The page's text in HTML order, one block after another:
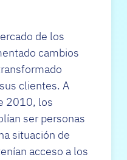
de los
cambios
clientes. A
2010, los
ser personas
situación de
acceso a los